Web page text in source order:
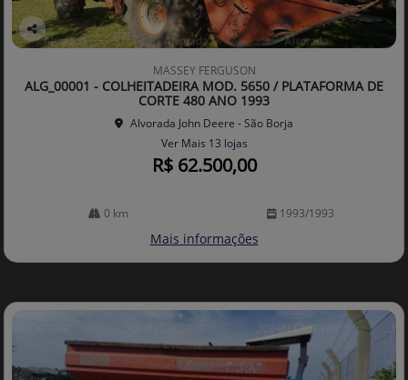
Co
arti
lhe
MASSEY FERGUSON
ALG_00001 - COLHEITADEIRA MOD. 5650 / PLATAFORMA DE
CORTE 480 ANO 1993
Alvorada John Deere - São Borja
Ver Mais 13 lojas
R$ 62.500,00
0 km 1993/1993
Mais informações